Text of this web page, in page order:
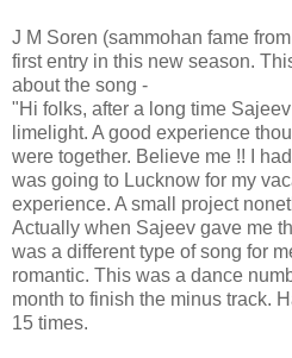
J M Soren (sammohan fame
first entry in this new season.
about the song -
"Hi folks, after a long time
limelight. A good experience
were together. Believe me !! I
was going to Lucknow for my
experience. A small project
Actually when Sajeev gave me
was a different type of song for
romantic. This was a dance
month to finish the minus track.
15 times.